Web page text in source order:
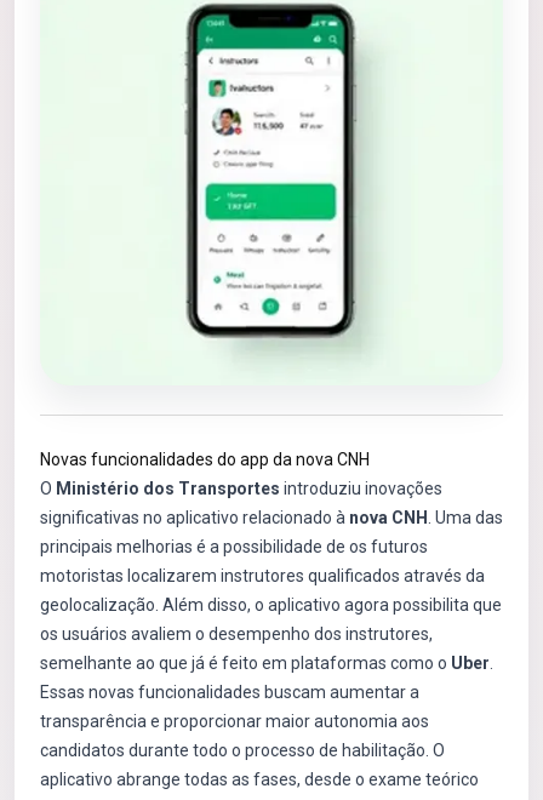
Novas funcionalidades do app da nova CNH
O Ministério dos Transportes introduziu inovações
significativas no aplicativo relacionado à nova CNH . Uma das
principais melhorias é a possibilidade de os futuros
motoristas localizarem instrutores qualificados através da
geolocalização. Além disso, o aplicativo agora possibilita que
os usuários avaliem o desempenho dos instrutores,
semelhante ao que já é feito em plataformas como o Uber
Essas novas funcionalidades buscam aumentar a
transparência e proporcionar maior autonomia aos
candidatos durante todo o processo de habilitação. O
aplicativo abrange todas as fases, desde o exame teórico